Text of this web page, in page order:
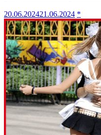
20.06.202421.06.2024 *